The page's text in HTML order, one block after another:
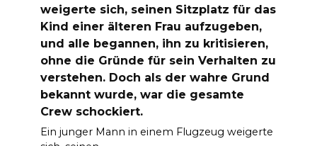
weigerte sich, seinen Sitzplatz für das
Kind einer älteren Frau aufzugeben,
und alle begannen, ihn zu kritisieren,
ohne die Gründe für sein Verhalten zu
verstehen. Doch als der wahre Grund
bekannt wurde, war die gesamte
Crew schockiert.
Ein junger Mann in einem Flugzeug weigerte